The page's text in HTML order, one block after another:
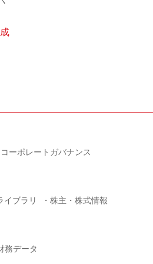
コーポレートガバナンス
イブラリ
株主・株式情報
務データ